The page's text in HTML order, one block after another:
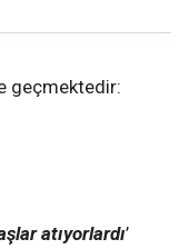
geçmektedir:
atıyorlardı’